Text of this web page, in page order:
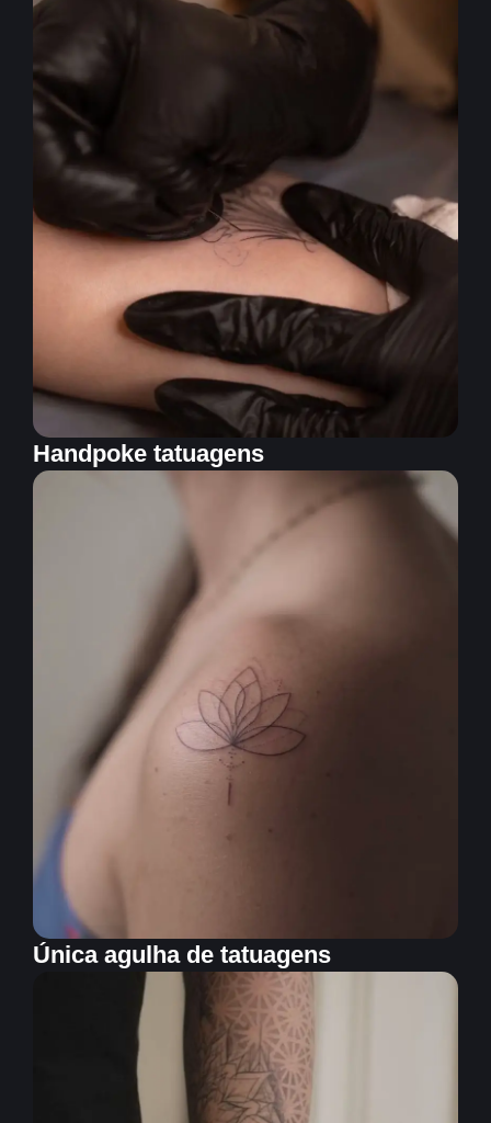
Handpoke tatuagens
Única agulha de tatuagens